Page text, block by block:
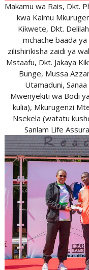
Makamu wa Rais, Dkt.
kwa Kaimu
Kikwete, Dkt.
mchache baada
zilishirikisha zaidi ya
Mstaafu, Dkt. Jakaya
Bunge, Mussa
Utamaduni,
Mwenyekiti wa Bodi
kulia), Mkurugenzi
Nsekela (watatu
Sanlam Life